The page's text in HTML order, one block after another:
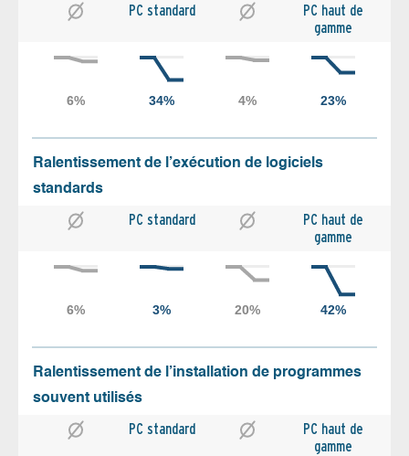
PC standard
PC haut de
gamme
Ralentissement de l’exécution de logiciels
standards
PC standard
PC haut de
gamme
Ralentissement de l’installation de programmes
souvent utilisés
PC standard
PC haut de
gamme